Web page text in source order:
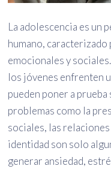
La adolescencia es
humano,
emocionales y
los jóvenes enfrenten
pueden poner a
problemas como la
sociales, las
identidad son solo
generar ansiedad,